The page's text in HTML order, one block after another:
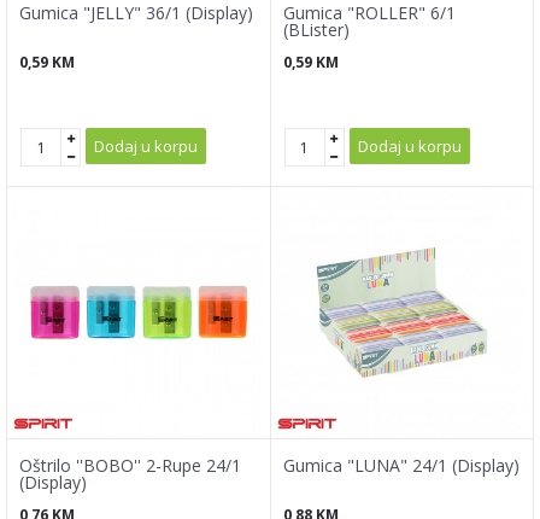
Gumica "JELLY" 36/1 (Display)
0,59 KM
Dodaj u korpu
Gumica "ROLLER" 6/1
(BLister)
0,59 KM
Dodaj u korpu
Oštrilo ''BOBO'' 2-Rupe 24/1
(Display)
0,76 KM
Gumica "LUNA" 24/1 (Display)
0,88 KM